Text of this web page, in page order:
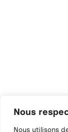
Nous
Nous utilisons